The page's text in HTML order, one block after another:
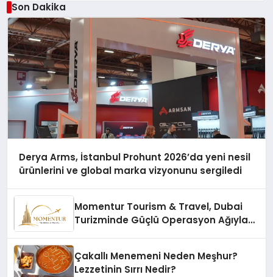
Son Dakika
Derya Arms, İstanbul Prohunt 2026’da yeni nesil
ürünlerini ve global marka vizyonunu sergiledi
Momentur Tourism & Travel, Dubai
Turizminde Güçlü Operasyon Ağıyla
Çakallı Menemeni Neden Meşhur?
Lezzetinin Sırrı Nedir?